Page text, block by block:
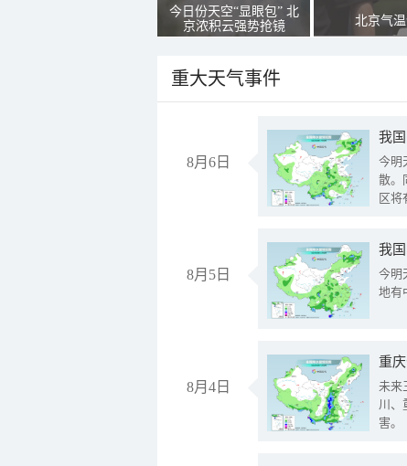
今日份天空“显眼包” 北
京浓积云强势抢镜
北京气
重大天气事件
8月6日
今明
散。
区将
8月5日
我
今明
地有
8月4日
重
未来
川、
害。